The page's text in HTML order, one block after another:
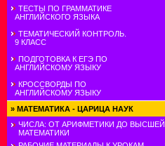
ТЕСТЫ ПО ГРАММАТИКЕ
АНГЛИЙСКОГО ЯЗЫКА
ТЕМАТИЧЕСКИЙ КОНТРОЛЬ.
9 КЛАСС
ПОДГОТОВКА К ЕГЭ ПО
АНГЛИЙСКОМУ ЯЗЫКУ
КРОССВОРДЫ ПО
АНГЛИЙСКОМУ ЯЗЫКУ
» МАТЕМАТИКА - ЦАРИЦА НАУК
ЧИСЛА: ОТ АРИФМЕТИКИ ДО ВЫСШЕЙ
МАТЕМАТИКИ